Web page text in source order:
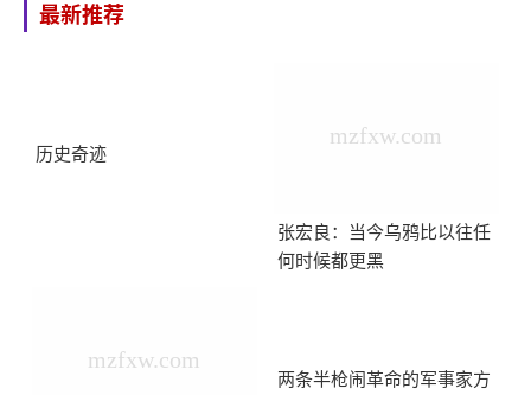
最新推荐
历史奇迹
张宏良：当今乌鸦比以往任
何时候都更黑
两条半枪闹革命的军事家方